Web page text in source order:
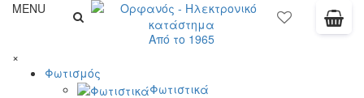
MENU
Από το 1965
×
Φωτισμός
Φωτιστικά